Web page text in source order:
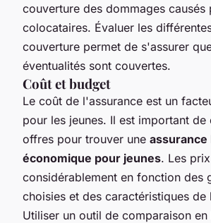
couverture des dommages causés
colocataires. Évaluer les
couverture permet de s'assurer
éventualités sont couvertes.
Coût et budget
Le coût de l'assurance est un
pour les jeunes. Il est important de
offres pour trouver une assurance
économique pour jeunes. Les
considérablement en fonction des
choisies et des caractéristiques de
Utiliser un outil de comparaison